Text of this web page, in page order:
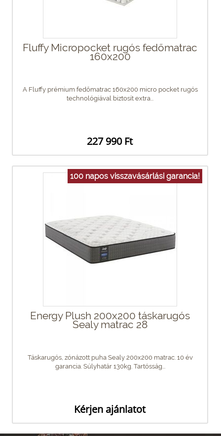
Fluffy Micropocket rugós fedőmatrac
160x200
A Fluffy prémium fedőmatrac 160x200 micro pocket rugós
technológiával biztosít extra...
227 990 Ft
100 napos visszavásárlási garancia!
Energy Plush 200x200 táskarugós
Sealy matrac 28
Táskarugós, zónázott puha Sealy 200x200 matrac. 10 év
garancia. Súlyhatár 130kg. Tartósság...
Kérjen ajánlatot